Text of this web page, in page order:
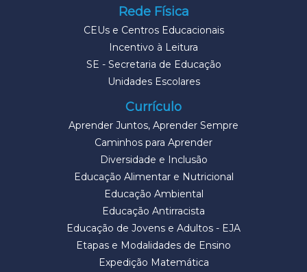
Rede Física
CEUs e Centros Educacionais
Incentivo à Leitura
SE - Secretaria de Educação
Unidades Escolares
Currículo
Aprender Juntos, Aprender Sempre
Caminhos para Aprender
Diversidade e Inclusão
Educação Alimentar e Nutricional
Educação Ambiental
Educação Antirracista
Educação de Jovens e Adultos - EJA
Etapas e Modalidades de Ensino
Expedição Matemática